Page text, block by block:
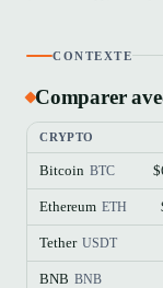
CONTEXTE
Comparer
CRYPTO
Bitcoin BTC
Ethereum ETH
Tether USDT
BNB BNB